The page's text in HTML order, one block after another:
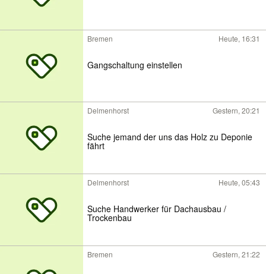
Bremen Heute, 16:31
Gangschaltung einstellen
Delmenhorst Gestern, 20:21
Suche jemand der uns das Holz zu Deponie
fährt
Delmenhorst Heute, 05:43
Suche Handwerker für Dachausbau /
Trockenbau
Bremen Gestern, 21:22